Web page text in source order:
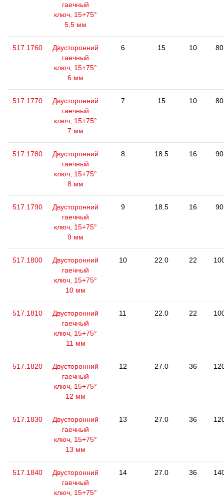
гаечный
ключ, 15+75°
5,5 мм
517.1760
Двусторонний
гаечный
ключ, 15+75°
6 мм
6 15 10
517.1770
Двусторонний
гаечный
ключ, 15+75°
7 мм
7 15 10
517.1780
Двусторонний
гаечный
ключ, 15+75°
8 мм
8 18.5 16
517.1790
Двусторонний
гаечный
ключ, 15+75°
9 мм
9 18.5 16
517.1800
Двусторонний
гаечный
ключ, 15+75°
10 мм
10 22.0 22
517.1810
Двусторонний
гаечный
ключ, 15+75°
11 мм
11 22.0 22
517.1820
Двусторонний
гаечный
ключ, 15+75°
12 мм
12 27.0 36
517.1830
Двусторонний
гаечный
ключ, 15+75°
13 мм
13 27.0 36
517.1840
Двусторонний
гаечный
ключ, 15+75°
14 27.0 36